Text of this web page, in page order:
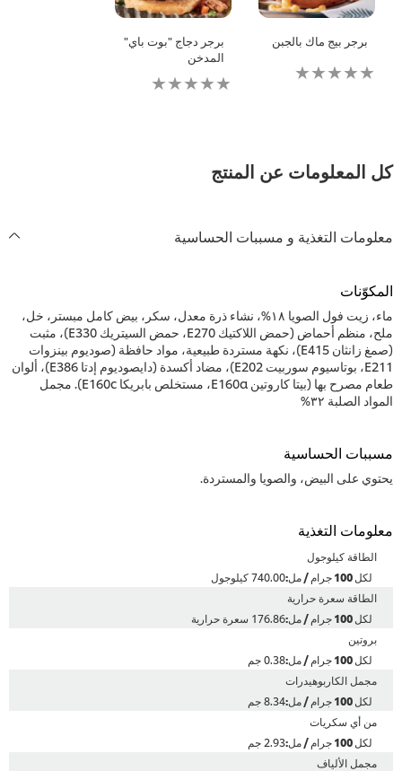
برجر بيج ماك بالجبن
برجر دجاج "بوت باي"
المدخن
عن المنتج
التغذية و مسببات الحساسية
ماء، زيت فول الصويا ١٨%، نشاء ذرة معدل، سكر، بيض كامل مبستر، خل،
ملح، منظم أحماض (حمض اللاكتيك E270، حمض السيتريك E330)، مثبت
(صمغ زانثان E415)، نكهة مستردة طبيعية، مواد حافظة (صوديوم بينزوات
E211، بوتاسيوم سوربيت E202)، مضاد أكسدة (دايصوديوم إدتا E386)، ألوان
طعام مصرح بها (بيتا كاروتين E160a، مستخلص بابريكا E160c). مجمل
الصلبة ٣٢%
الحساسية
على البيض، والصويا والمستردة.
التغذية
كيلوجول
740.00 كيلوجول
سعرة حرارية
176.86 سعرة حرارية
0.38 جم
الكاربوهيدرات
8.34 جم
أي سكريات
2.93 جم
الألياف